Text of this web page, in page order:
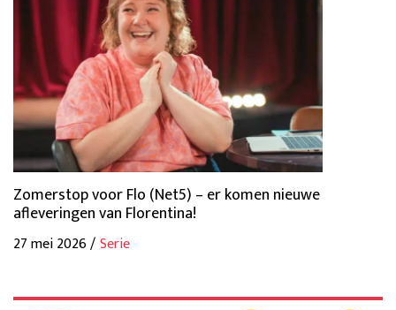
Zomerstop voor Flo (Net5) – er komen nieuwe
afleveringen van Florentina!
27 mei 2026 /Serie